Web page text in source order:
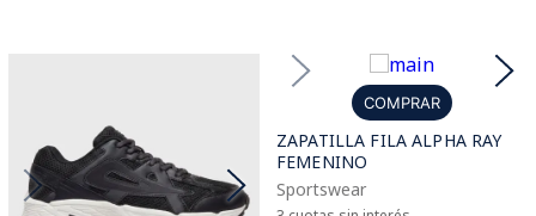
COMPRAR
ZAPATILLA FILA ALPHA RAY
FEMENINO
Sportswear